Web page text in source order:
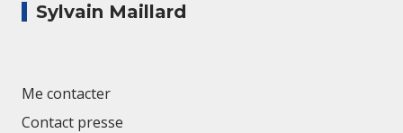
Sylvain Maillard
Me contacter
Contact presse